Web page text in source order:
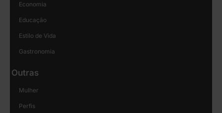
Economia
Educação
Estilo de Vida
Gastronomia
Outras
Mulher
Perfis